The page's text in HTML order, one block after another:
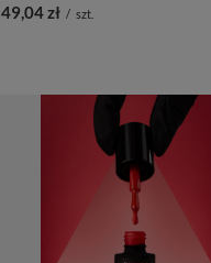
49,04 zł / szt.